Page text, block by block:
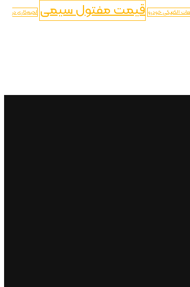
الکتریکی خودرو قیمت مفتول سیمی لحیم‌کاری در